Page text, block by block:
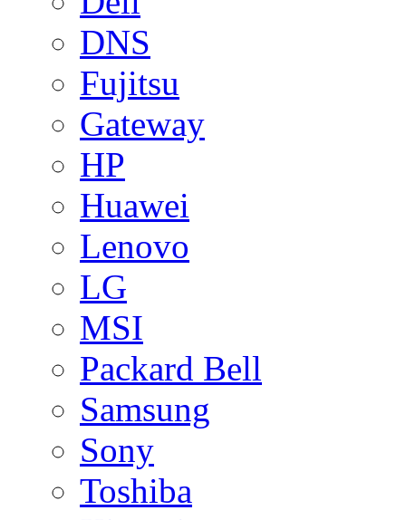
DNS
Fujitsu
Gateway
HP
Huawei
Lenovo
LG
MSI
Packard Bell
Samsung
Sony
Toshiba